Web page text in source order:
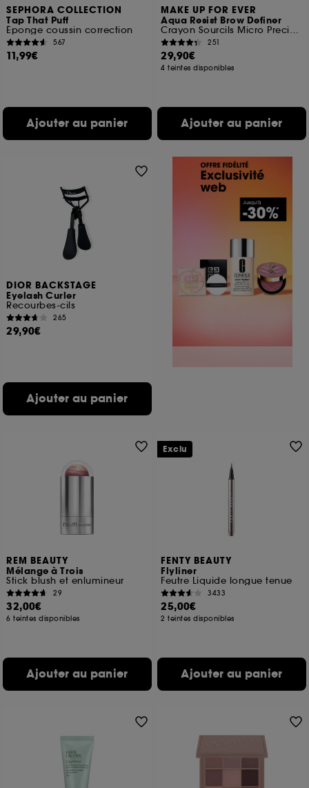
SEPHORA COLLECTION
Tap That Puff
Éponge coussin correction
567
11,99€
Ajouter au panier
MAKE UP FOR EVER
Aqua Resist Brow Definer
Crayon Sourcils Micro Precision 24h
251
29,90€
4 teintes disponibles
Ajouter au panier
DIOR BACKSTAGE
Eyelash Curler
Recourbes-cils
265
29,90€
Ajouter au panier
REM BEAUTY
Mélange à Trois
Stick blush et enlumineur
29
32,00€
6 teintes disponibles
Ajouter au panier
FENTY BEAUTY
Flyliner
Feutre Liquide longue tenue
3433
25,00€
2 teintes disponibles
Ajouter au panier
Exclu